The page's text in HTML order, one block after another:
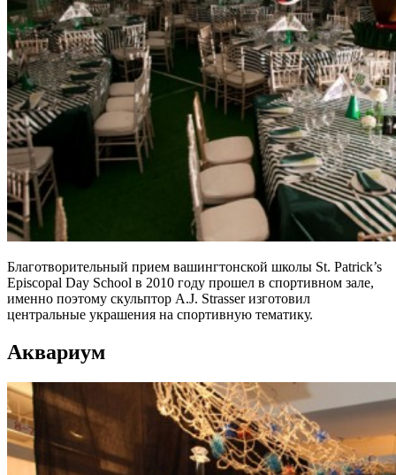
Благотворительный прием вашингтонской школы St. Patrick’s
Episcopal Day School в 2010 году прошел в спортивном зале,
именно поэтому скульптор A.J. Strasser изготовил
центральные украшения на спортивную тематику.
Аквариум